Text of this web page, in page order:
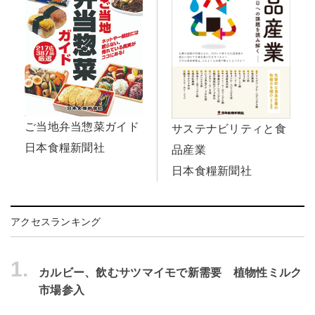
ご当地弁当惣菜ガイド
日本食糧新聞社
サステナビリティと食
品産業
日本食糧新聞社
アクセスランキング
1.
カルビー、飲むサツマイモで新需要 植物性ミルク
市場参入